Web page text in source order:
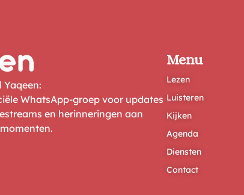
Yaqeen:
WhatsApp-groep voor updates
en herinneringen aan
Menu
Lezen
Luisteren
Kijken
Agenda
Diensten
Contact